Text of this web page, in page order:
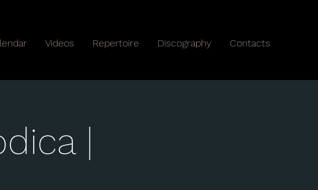
Videos Repertoire Discography Contacts
|